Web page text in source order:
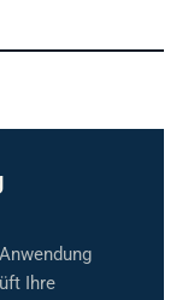
Ihre